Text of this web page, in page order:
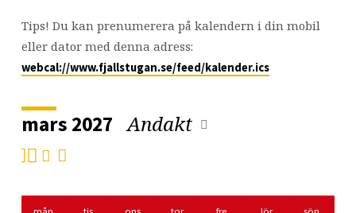
Kalender
Tips! Du kan prenumerera på kalendern i din mobil
eller dator med denna adress:
webcal://www.fjallstugan.se/feed/kalender.ics
mars 2027 Andakt